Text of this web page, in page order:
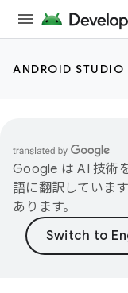
ANDROID STUDIO
Google は AI 技術
語に翻訳していま
あります。